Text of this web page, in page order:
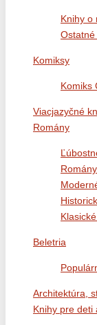
Knihy o
Komiksy
Komiks
Viacjazyčné
Romány
Beletria
Architektúra,
Knihy pre deti